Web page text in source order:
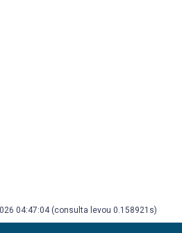
04:47:04 (consulta levou 0.158921s)